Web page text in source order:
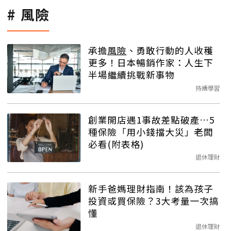
風險
承擔風險 、勇敢行動的人收穫
更多！日本暢銷作家：人生下
半場繼續挑戰新事物
持續學習
創業開店遇1事故差點破產…5
種保險「用小錢擋大災」老闆
必看(附表格)
退休理財
新手爸媽理財指南！該為孩子
投資或買保險？3大考量一次搞
懂
退休理財